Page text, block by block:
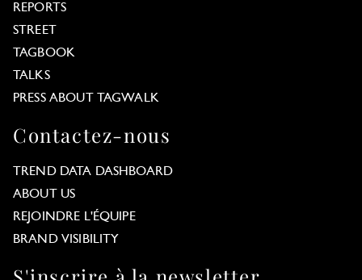
REPORTS
STREET
TAGBOOK
TALKS
PRESS ABOUT TAGWALK
Contactez-nous
TREND DATA DASHBOARD
ABOUT US
REJOINDRE L'ÉQUIPE
BRAND VISIBILITY